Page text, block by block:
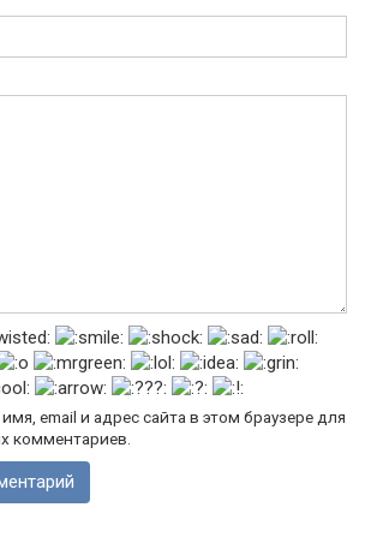
email и адрес сайта в этом браузере для
комментариев.